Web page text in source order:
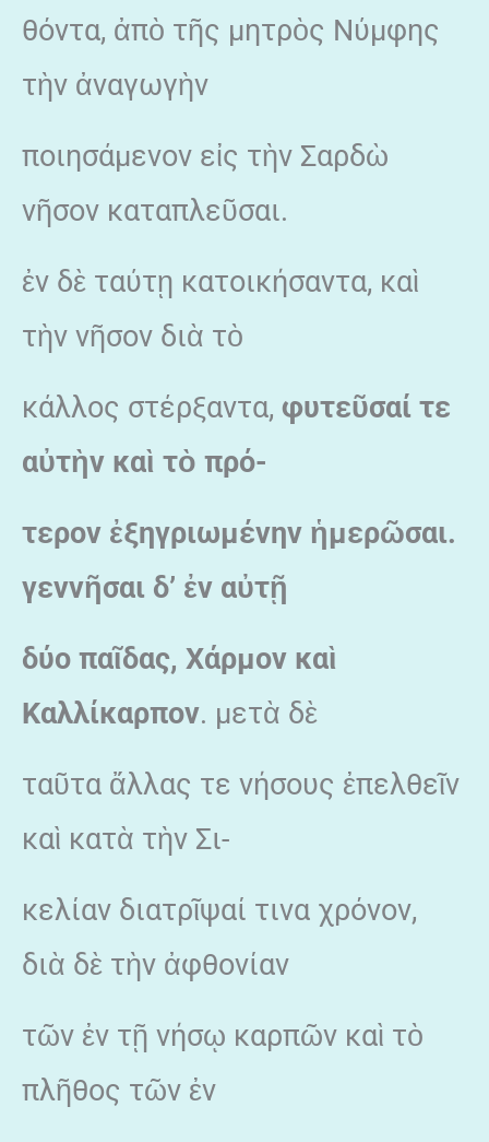
θόντα, ἀπὸ τῆς μητρὸς Νύμφης
τὴν ἀναγωγὴν
ποιησάμενον εἰς τὴν Σαρδὼ
νῆσον καταπλεῦσαι.
ἐν δὲ ταύτῃ κατοικήσαντα, καὶ
τὴν νῆσον διὰ τὸ
κάλλος στέρξαντα, φυτεῦσαί τε
αὐτὴν καὶ τὸ πρό-
τερον ἐξηγριωμένην ἡμερῶσαι.
γεννῆσαι δ’ ἐν αὐτῇ
δύο παῖδας, Χάρμον καὶ
Καλλίκαρπον. μετὰ δὲ
ταῦτα ἄλλας τε νήσους ἐπελθεῖν
καὶ κατὰ τὴν Σι-
κελίαν διατρῖψαί τινα χρόνον,
διὰ δὲ τὴν ἀφθονίαν
τῶν ἐν τῇ νήσῳ καρπῶν καὶ τὸ
πλῆθος τῶν ἐν